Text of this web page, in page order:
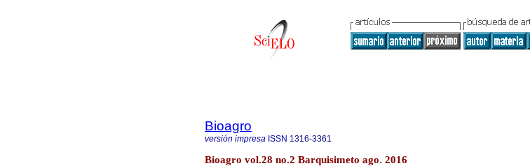
Bioagro
versión impresa ISSN 1316-3361
Bioagro vol.28 no.2 Barquisimeto ago. 2016